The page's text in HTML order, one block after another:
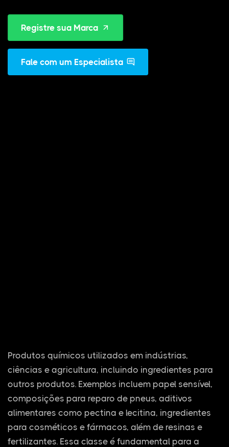
Registre sua Marca
Fale com um Especialista
Produtos químicos utilizados em indústrias,
ciências e agricultura, incluindo ingredientes para
outros produtos. Exemplos incluem papel sensível,
composições para reparo de pneus, aditivos
alimentares como pectina e lecitina, ingredientes
para cosméticos e fármacos, além de resinas e
fertilizantes. Essa classe é fundamental para a